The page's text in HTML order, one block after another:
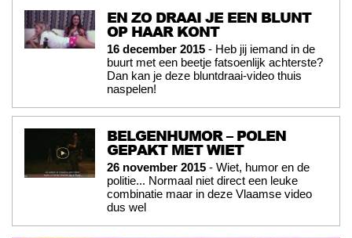
EN ZO DRAAI JE EEN BLUNT
OP HAAR KONT
16 december 2015 - Heb jij iemand in de
buurt met een beetje fatsoenlijk achterste?
Dan kan je deze bluntdraai-video thuis
naspelen!
BELGENHUMOR – POLEN
GEPAKT MET WIET
26 november 2015 - Wiet, humor en de
politie... Normaal niet direct een leuke
combinatie maar in deze Vlaamse video
dus wel